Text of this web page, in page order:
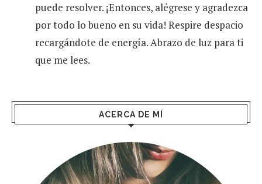
puede resolver. ¡Entonces, alégrese y agradezca
por todo lo bueno en su vida! Respire despacio
recargándote de energía. Abrazo de luz para ti
que me lees.
ACERCA DE MÍ